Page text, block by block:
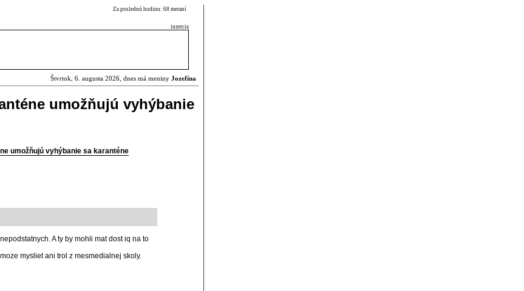
Za poslednú hodinu: 68 meraní
inzercia
Štvrtok, 6. augusta 2026, dnes má meniny Jozefína
umožňujú vyhýbanie
umožňujú vyhýbanie sa karanténe
A ty by mohli mat dost iq na to
mysliet ani trol z mesmedialnej skoly.